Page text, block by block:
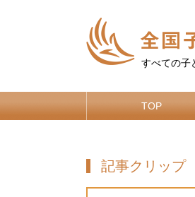
すべての子
TOP
記事クリップ